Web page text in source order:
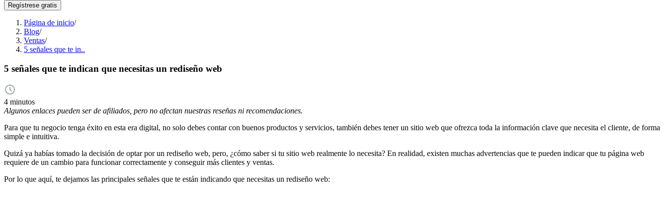
Regístrese gratis
Página de inicio/
Blog/
Ventas/
5 señales que te in..
5 señales que te indican que necesitas un rediseño web
4 minutos
Algunos enlaces pueden ser de afiliados, pero no afectan nuestras reseñas ni recomendaciones.
Para que tu negocio tenga éxito en esta era digital, no solo debes contar con buenos productos y servicios, también debes tener un sitio web que ofrezca toda la información clave que necesita el cliente, de forma
simple e intuitiva.
Quizá ya habías tomado la decisión de optar por un rediseño web, pero, ¿cómo saber si tu sitio web realmente lo necesita? En realidad, existen muchas advertencias que te pueden indicar que tu página web
requiere de un cambio para funcionar correctamente y conseguir más clientes y ventas.
Por lo que aquí, te dejamos las principales señales que te están indicando que necesitas un rediseño web: